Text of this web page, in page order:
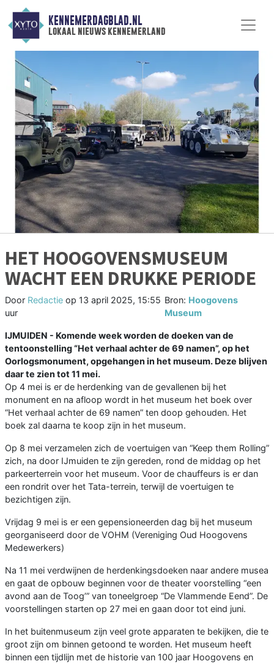
KENNEMERDAGBLAD.NL
lokaal nieuws kennemerland
HET HOOGOVENSMUSEUM
WACHT EEN DRUKKE PERIODE
Door Redactie op 13 april 2025, 15:55
uur
Bron: Hoogovens
Museum
IJMUIDEN - Komende week worden de doeken van de
tentoonstelling “Het verhaal achter de 69 namen”, op het
Oorlogsmonument, opgehangen in het museum. Deze blijven
daar te zien tot 11 mei.
Op 4 mei is er de herdenking van de gevallenen bij het
monument en na afloop wordt in het museum het boek over
“Het verhaal achter de 69 namen” ten doop gehouden. Het
boek zal daarna te koop zijn in het museum.
Op 8 mei verzamelen zich de voertuigen van “Keep them Rolling”
zich, na door IJmuiden te zijn gereden, rond de middag op het
parkeerterrein voor het museum. Voor de chauffeurs is er dan
een rondrit over het Tata-terrein, terwijl de voertuigen te
bezichtigen zijn.
Vrijdag 9 mei is er een gepensioneerden dag bij het museum
georganiseerd door de VOHM (Vereniging Oud Hoogovens
Medewerkers)
Na 11 mei verdwijnen de herdenkingsdoeken naar andere musea
en gaat de opbouw beginnen voor de theater voorstelling “een
avond aan de Toog’” van toneelgroep “De Vlammende Eend”. De
voorstellingen starten op 27 mei en gaan door tot eind juni.
In het buitenmuseum zijn veel grote apparaten te bekijken, die te
groot zijn om binnen getoond te worden. Het museum heeft
binnen een tijdlijn met de historie van 100 jaar Hoogovens en